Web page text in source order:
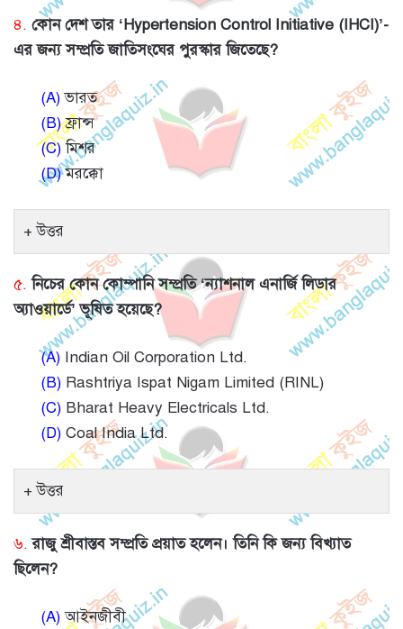
৪. কোন দেশ তার ‘Hypertension Control Initiative (IHCI)’-
এর জন্য সম্প্রতি জাতিসংঘের পুরস্কার জিতেছে?
(A)ভারত
(B)ফ্রান্স
(C)মিশর
(D)মরক্কো
উত্তর
৫. নিচের কোন কোম্পানি সম্প্রতি ‘ন্যাশনাল এনার্জি লিডার
অ্যাওয়ার্ডে’ ভূষিত হয়েছে?
(A) Indian Oil Corporation Ltd.
(B) Rashtriya Ispat Nigam Limited (RINL)
(C) Bharat Heavy Electricals Ltd.
(D) Coal India Ltd.
উত্তর
৬. রাজু শ্রীবাস্তব সম্প্রতি প্রয়াত হলেন। তিনি কি জন্য বিখ্যাত
ছিলেন?
(A)আইনজীবী